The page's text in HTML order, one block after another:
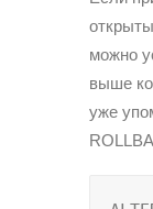
можно
выше
уже